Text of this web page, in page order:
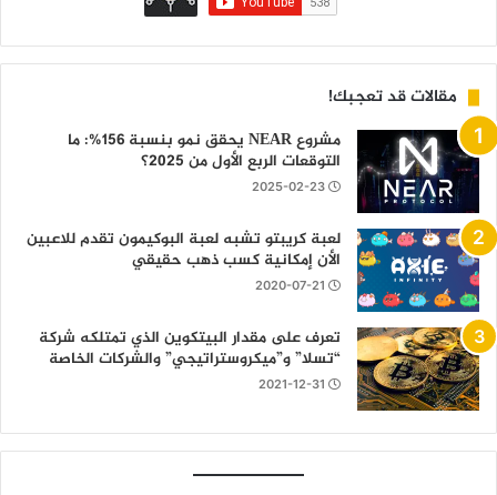
مقالات قد تعجبك!
مشروع NEAR يحقق نمو بنسبة 156%: ما
التوقعات الربع الأول من 2025؟
2025-02-23
لعبة كريبتو تشبه لعبة البوكيمون تقدم للاعبين
الأن إمكانية كسب ذهب حقيقي
2020-07-21
تعرف على مقدار البيتكوين الذي تمتلكه شركة
“تسلا” و”ميكروستراتيجي” والشركات الخاصة
2021-12-31